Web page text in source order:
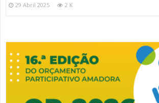
29 Abril 2025 2 K